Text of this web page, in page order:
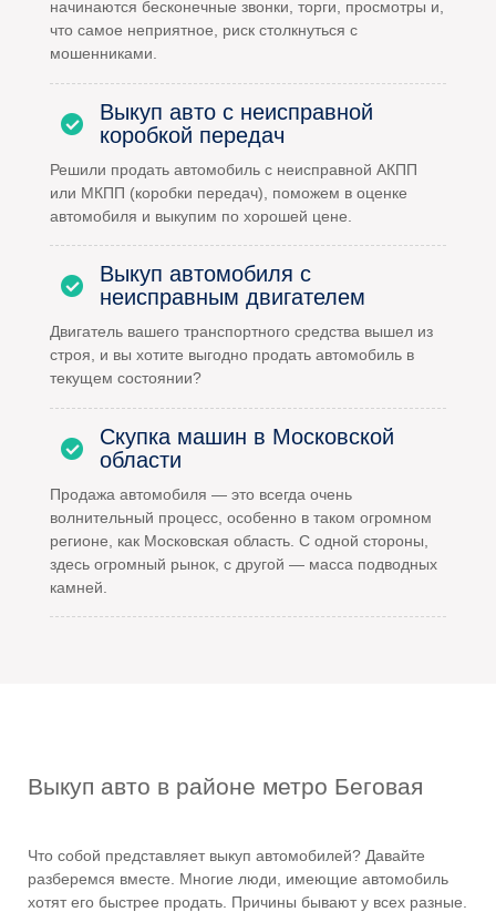
начинаются бесконечные звонки, торги, просмотры и,
что самое неприятное, риск столкнуться с
мошенниками.
Выкуп авто с неисправной
коробкой передач
Решили продать автомобиль с неисправной АКПП
или МКПП (коробки передач), поможем в оценке
автомобиля и выкупим по хорошей цене.
Выкуп автомобиля с
неисправным двигателем
Двигатель вашего транспортного средства вышел из
строя, и вы хотите выгодно продать автомобиль в
текущем состоянии?
Скупка машин в Московской
области
Продажа автомобиля — это всегда очень
волнительный процесс, особенно в таком огромном
регионе, как Московская область. С одной стороны,
здесь огромный рынок, с другой — масса подводных
камней.
Выкуп авто в районе метро Беговая
Что собой представляет выкуп автомобилей? Давайте
разберемся вместе. Многие люди, имеющие автомобиль
хотят его быстрее продать. Причины бывают у всех разные.